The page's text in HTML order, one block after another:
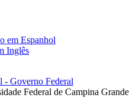
em Espanhol
Inglês
Federal de Campina Grande